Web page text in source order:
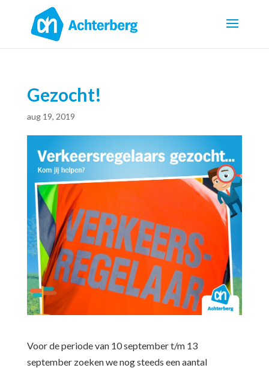
Gezocht!
aug 19, 2019
Voor de periode van 10 september t/m 13
september zoeken we nog steeds een aantal